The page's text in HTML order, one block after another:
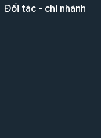
Đối tác - chi nhánh